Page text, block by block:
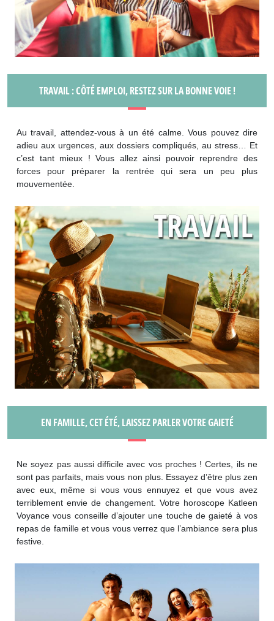
TRAVAIL : CÔTÉ EMPLOI, RESTEZ SUR LA BONNE VOIE !
Au travail, attendez-vous à un été calme. Vous pouvez dire
adieu aux urgences, aux dossiers compliqués, au stress… Et
c’est tant mieux ! Vous allez ainsi pouvoir reprendre des
forces pour préparer la rentrée qui sera un peu plus
mouvementée.
EN FAMILLE, CET ÉTÉ, LAISSEZ PARLER VOTRE GAIETÉ
Ne soyez pas aussi difficile avec vos proches ! Certes, ils ne
sont pas parfaits, mais vous non plus. Essayez d’être plus zen
avec eux, même si vous vous ennuyez et que vous avez
terriblement envie de changement. Votre horoscope Katleen
Voyance vous conseille d’ajouter une touche de gaieté à vos
repas de famille et vous vous verrez que l’ambiance sera plus
festive.